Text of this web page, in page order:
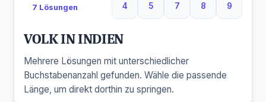
7 Lösungen 4
4 Buchstaben
5
5 Buchstaben
7
7 Buchstaben
8
8 Buchstaben
9
9
VOLK IN INDIEN
Mehrere Lösungen mit unterschiedlicher
Buchstabenanzahl gefunden. Wähle die passende
Länge, um direkt dorthin zu springen.